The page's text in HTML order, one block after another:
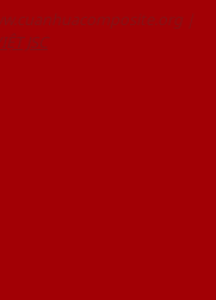
|
JSC